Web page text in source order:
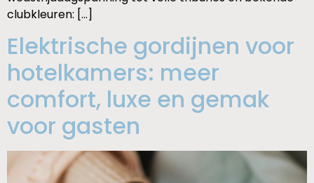
clubkleuren: […]
Elektrische gordijnen voor
hotelkamers: meer
comfort, luxe en gemak
voor gasten